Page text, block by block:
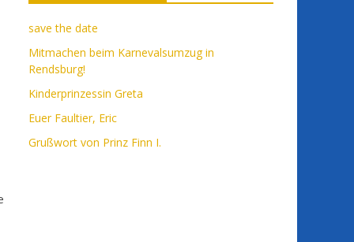
save the date
Mitmachen beim Karnevalsumzug in
Rendsburg!
Kinderprinzessin Greta
Euer Faultier, Eric
Grußwort von Prinz Finn I.